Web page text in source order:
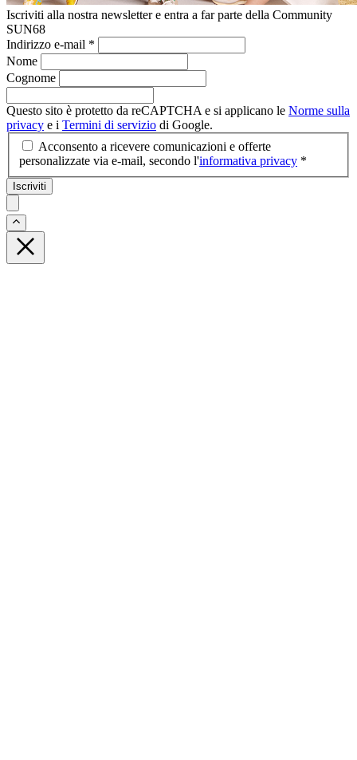
Iscriviti alla nostra newsletter e entra a far parte della Community
SUN68
Indirizzo e-mail *
Nome
Cognome
Questo sito è protetto da reCAPTCHA e si applicano le Norme sulla
privacy e i Termini di servizio di Google.
Acconsento a ricevere comunicazioni e offerte
personalizzate via e-mail, secondo l'informativa privacy *
Iscriviti